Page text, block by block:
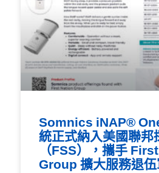
Somnics iNAP®
統正式納入美國聯邦
（FSS），攜手
Group 擴大服務退